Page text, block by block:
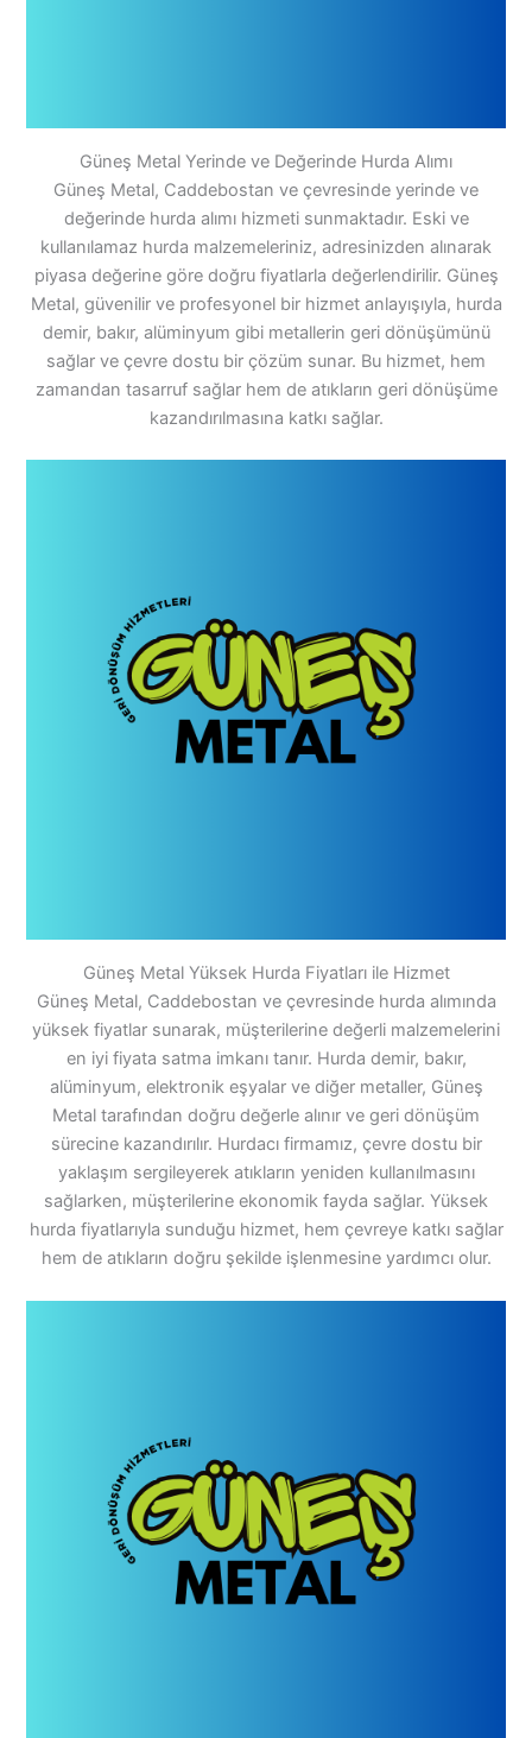
Güneş Metal Yerinde ve Değerinde Hurda Alımı
Güneş Metal, Caddebostan ve çevresinde yerinde ve
değerinde hurda alımı hizmeti sunmaktadır. Eski ve
kullanılamaz hurda malzemeleriniz, adresinizden alınarak
piyasa değerine göre doğru fiyatlarla değerlendirilir. Güneş
Metal, güvenilir ve profesyonel bir hizmet anlayışıyla, hurda
demir, bakır, alüminyum gibi metallerin geri dönüşümünü
sağlar ve çevre dostu bir çözüm sunar. Bu hizmet, hem
zamandan tasarruf sağlar hem de atıkların geri dönüşüme
kazandırılmasına katkı sağlar.
Güneş Metal Yüksek Hurda Fiyatları ile Hizmet
Güneş Metal, Caddebostan ve çevresinde hurda alımında
yüksek fiyatlar sunarak, müşterilerine değerli malzemelerini
en iyi fiyata satma imkanı tanır. Hurda demir, bakır,
alüminyum, elektronik eşyalar ve diğer metaller, Güneş
Metal tarafından doğru değerle alınır ve geri dönüşüm
sürecine kazandırılır. Hurdacı firmamız, çevre dostu bir
yaklaşım sergileyerek atıkların yeniden kullanılmasını
sağlarken, müşterilerine ekonomik fayda sağlar. Yüksek
hurda fiyatlarıyla sunduğu hizmet, hem çevreye katkı sağlar
hem de atıkların doğru şekilde işlenmesine yardımcı olur.